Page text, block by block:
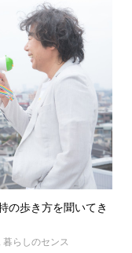
の歩き方を聞いてき
暮らしのセンス